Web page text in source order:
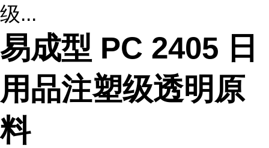
级...
易成型 PC 2405 日
用品注塑级透明原
料